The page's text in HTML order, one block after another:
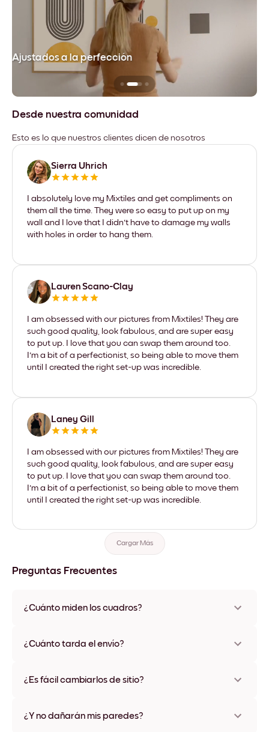
Ajustados a la perfección
Desde nuestra comunidad
Esto es lo que nuestros clientes dicen de nosotros
Sierra Uhrich
I absolutely love my Mixtiles and get compliments on
them all the time. They were so easy to put up on my
wall and I love that I didn't have to damage my walls
with holes in order to hang them.
Lauren Scano-Clay
I am obsessed with our pictures from Mixtiles! They are
such good quality, look fabulous, and are super easy
to put up. I love that you can swap them around too.
I'm a bit of a perfectionist, so being able to move them
until I created the right set-up was incredible.
Laney Gill
I am obsessed with our pictures from Mixtiles! They are
such good quality, look fabulous, and are super easy
to put up. I love that you can swap them around too.
I'm a bit of a perfectionist, so being able to move them
until I created the right set-up was incredible.
Cargar Más
Preguntas Frecuentes
¿Cuánto miden los cuadros?
varios materiales y colores de marco, incluidas opciones sin
¿Cuánto tarda el envío?
disponibles en algunos países. Te enviaremos un número de
¿Es fácil cambiarlos de sitio?
ningún daño
¿Y no dañarán mis paredes?